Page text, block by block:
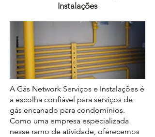
Instalações
A Gás Network Serviços e Instalações é
a escolha confiável para serviços de
gás encanado para condomínios.
Como uma empresa especializada
nesse ramo de atividade, oferecemos